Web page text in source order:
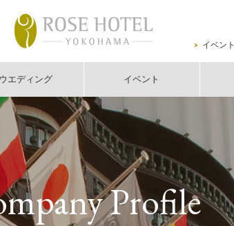
イベント
ウエディング イベント
Profile